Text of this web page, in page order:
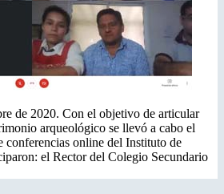
de 2020. Con el objetivo de articular
arqueológico se llevó a cabo el
conferencias online del Instituto de
el Rector del Colegio Secundario